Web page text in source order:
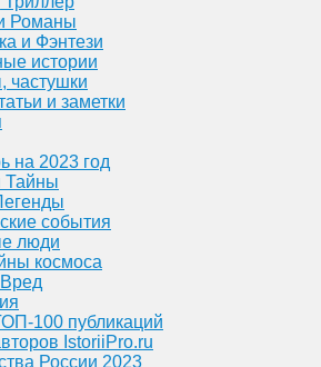
Романы
и Фэнтези
истории
частушки
и заметки
на 2023 год
Тайны
события
люди
космоса
100 публикаций
IstoriiPro.ru
России 2023